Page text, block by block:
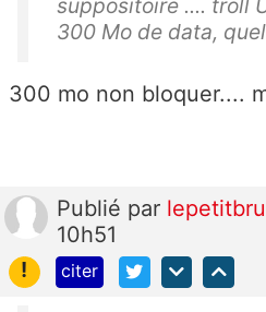
suppositoire .... troll
300 Mo de data,
300 mo non bloquer....
Publié par
10h51
!
citer